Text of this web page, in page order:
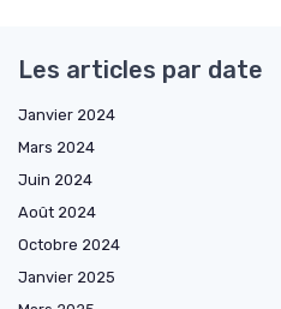
Les articles par date
Janvier 2024
Mars 2024
Juin 2024
Août 2024
Octobre 2024
Janvier 2025